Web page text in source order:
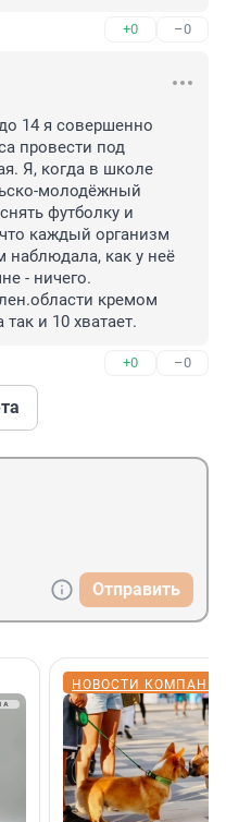
+0 –0
14 я совершенно
провести под
Я, когда в школе
молодёжный
футболку и
каждый организм
наблюдала, как у неё
- ничего.
кремом
и 10 хватает.
+0 –0
Отправить
НОВОСТИ